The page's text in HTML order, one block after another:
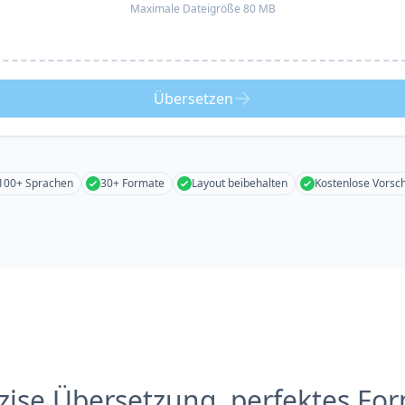
Maximale Dateigröße 80 MB
Übersetzen
Sprachen 30+ Formate Layout beibehalten Kostenlose